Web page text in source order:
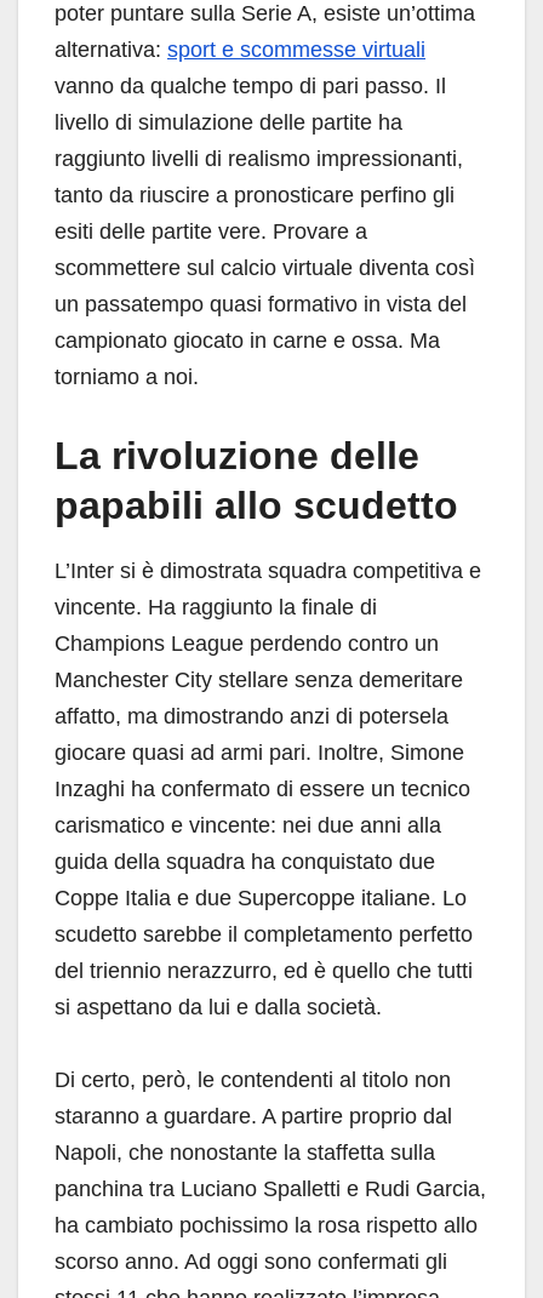
poter puntare sulla Serie A, esiste un’ottima
alternativa: sport e scommesse virtuali
vanno da qualche tempo di pari passo. Il
livello di simulazione delle partite ha
raggiunto livelli di realismo impressionanti,
tanto da riuscire a pronosticare perfino gli
esiti delle partite vere. Provare a
scommettere sul calcio virtuale diventa così
un passatempo quasi formativo in vista del
campionato giocato in carne e ossa. Ma
torniamo a noi.
La rivoluzione delle
papabili allo scudetto
L’Inter si è dimostrata squadra competitiva e
vincente. Ha raggiunto la finale di
Champions League perdendo contro un
Manchester City stellare senza demeritare
affatto, ma dimostrando anzi di potersela
giocare quasi ad armi pari. Inoltre, Simone
Inzaghi ha confermato di essere un tecnico
carismatico e vincente: nei due anni alla
guida della squadra ha conquistato due
Coppe Italia e due Supercoppe italiane. Lo
scudetto sarebbe il completamento perfetto
del triennio nerazzurro, ed è quello che tutti
si aspettano da lui e dalla società.
Di certo, però, le contendenti al titolo non
staranno a guardare. A partire proprio dal
Napoli, che nonostante la staffetta sulla
panchina tra Luciano Spalletti e Rudi Garcia,
ha cambiato pochissimo la rosa rispetto allo
scorso anno. Ad oggi sono confermati gli